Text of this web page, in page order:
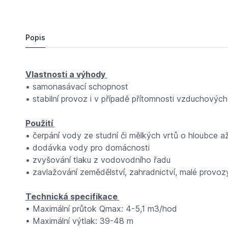
Popis
Vlastnosti a výhody
• samonasávací schopnost
• stabilní provoz i v případě přítomnosti
Použití
• čerpání vody ze studní či mělkých vrtů o hloubce
• dodávka vody pro domácnosti
• zvyšování tlaku z vodovodního řadu
• zavlažování zemědělství, zahradnictví, malé
Technická specifikace
• Maximální průtok Qmax: 4-5,1 m3/hod
• Maximální výtlak: 39-48 m